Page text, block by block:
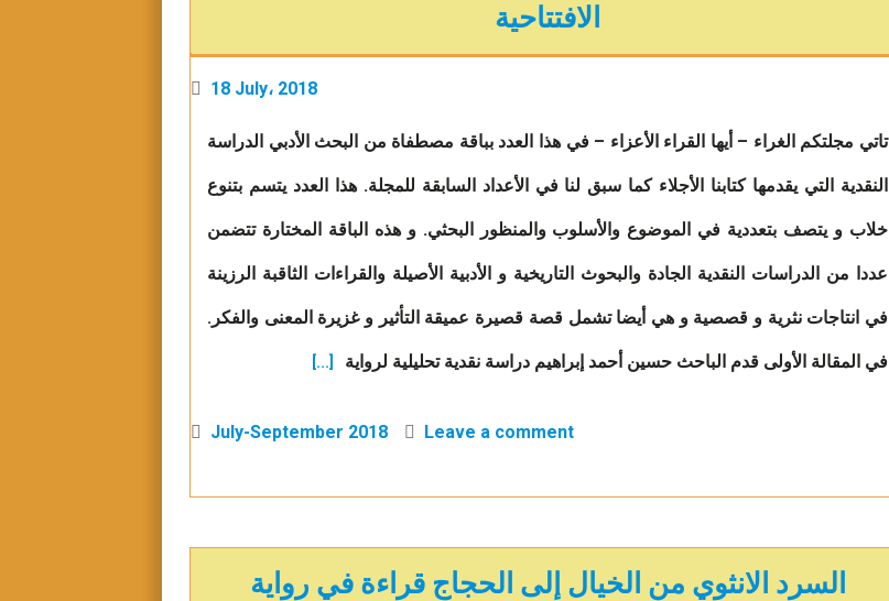
الافتتاحية
18 July، 2018
تاتي مجلتكم الغراء – أيها القراء الأعزاء – في هذا العدد بباقة مصطفاة من البحث الأدبي الدراسة
النقدية التي يقدمها كتابنا الأجلاء كما سبق لنا في الأعداد السابقة للمجلة. هذا العدد يتسم بتنوع
خلاب و يتصف بتعددية في الموضوع والأسلوب والمنظور البحثي. و هذه الباقة المختارة تتضمن
عددا من الدراسات النقدية الجادة والبحوث التاريخية و الأدبية الأصيلة والقراءات الثاقبة الرزينة
في انتاجات نثرية و قصصية و هي أيضا تشمل قصة قصيرة عميقة التأثير و غزيرة المعنى والفكر.
في المقالة الأولى قدم الباحث حسين أحمد إبراهيم دراسة نقدية تحليلية لرواية [...]
July-September 2018 Leave a comment
السرد الانثوي من الخيال إلى الحجاج قراءة في رواية